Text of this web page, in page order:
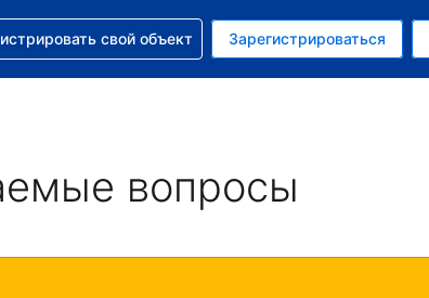
валюта — Доллар США
язык — На русском
помощь с бронированием
свой объект Зарегистрироваться
вопросы